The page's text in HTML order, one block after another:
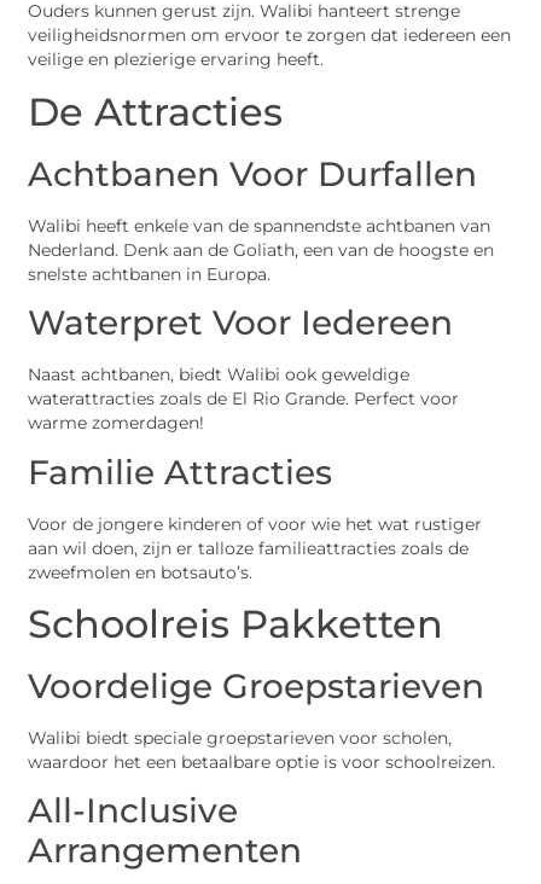
Ouders kunnen gerust zijn. Walibi hanteert strenge
veiligheidsnormen om ervoor te zorgen dat iedereen een
veilige en plezierige ervaring heeft.
De Attracties
Achtbanen Voor Durfallen
Walibi heeft enkele van de spannendste achtbanen van
Nederland. Denk aan de Goliath, een van de hoogste en
snelste achtbanen in Europa.
Waterpret Voor Iedereen
Naast achtbanen, biedt Walibi ook geweldige
waterattracties zoals de El Rio Grande. Perfect voor
warme zomerdagen!
Familie Attracties
Voor de jongere kinderen of voor wie het wat rustiger
aan wil doen, zijn er talloze familieattracties zoals de
zweefmolen en botsauto’s.
Schoolreis Pakketten
Voordelige Groepstarieven
Walibi biedt speciale groepstarieven voor scholen,
waardoor het een betaalbare optie is voor schoolreizen.
All-Inclusive
Arrangementen